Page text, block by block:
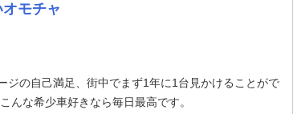
モチャ
ジの自己満足、街中でまず1年に1台見かけることがで
んな希少車好きなら毎日最高です。